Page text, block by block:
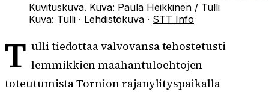
Kuvituskuva. Kuva: Paula Heikkinen / Tulli
Kuva: Tulli · Lehdistökuva · STT Info
T ulli tiedottaa valvovansa tehostetusti
lemmikkien maahantuloehtojen
toteutumista Tornion rajanylityspaikalla